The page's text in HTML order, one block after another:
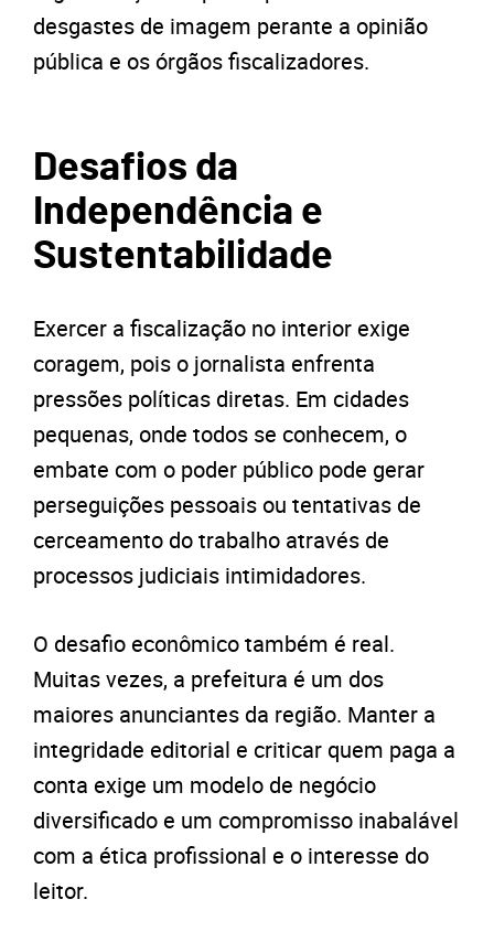
desgastes de imagem perante a opinião
pública e os órgãos fiscalizadores.
Desafios da
Independência e
Sustentabilidade
Exercer a fiscalização no interior exige
coragem, pois o jornalista enfrenta
pressões políticas diretas. Em cidades
pequenas, onde todos se conhecem, o
embate com o poder público pode gerar
perseguições pessoais ou tentativas de
cerceamento do trabalho através de
processos judiciais intimidadores.
O desafio econômico também é real.
Muitas vezes, a prefeitura é um dos
maiores anunciantes da região. Manter a
integridade editorial e criticar quem paga a
conta exige um modelo de negócio
diversificado e um compromisso inabalável
com a ética profissional e o interesse do
leitor.